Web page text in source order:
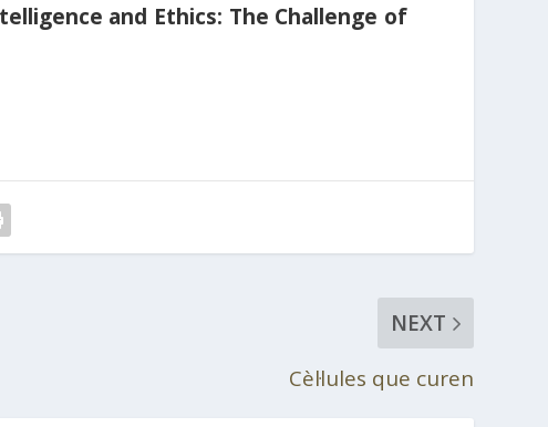
and Ethics: The Challenge of
NEXT
Cèl·lules que curen